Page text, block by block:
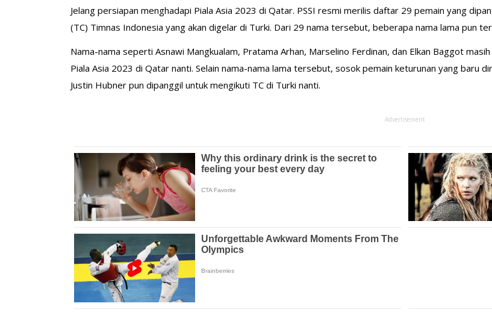
Jelang persiapan menghadapi Piala Asia 2023 di Qatar. PSSI resmi merilis daftar 29 pemain yang
(TC) Timnas Indonesia yang akan digelar di Turki. Dari 29 nama tersebut, beberapa nama lama pun
Nama-nama seperti Asnawi Mangkualam, Pratama Arhan, Marselino Ferdinan, dan Elkan Baggot
Piala Asia 2023 di Qatar nanti. Selain nama-nama lama tersebut, sosok pemain keturunan yang baru
Justin Hubner pun dipanggil untuk mengikuti TC di Turki nanti.
Advertisement